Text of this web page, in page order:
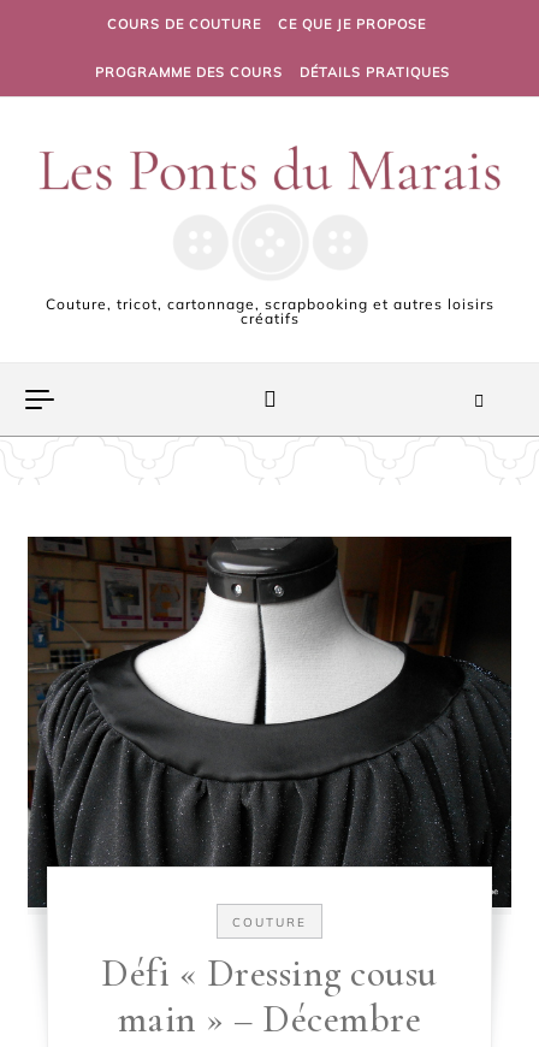
Skip to contentCOURS DE COUTURE CE QUE JE PROPOSE
PROGRAMME DES COURS DÉTAILS PRATIQUES
Couture, tricot, cartonnage, scrapbooking et autres loisirs
créatifs
COUTURE
Défi « Dressing cousu
main » – Décembre